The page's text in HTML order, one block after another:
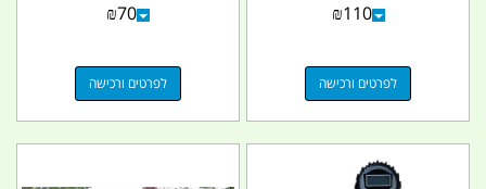
₪110
לפרטים ורכישה
₪70
לפרטים ורכישה